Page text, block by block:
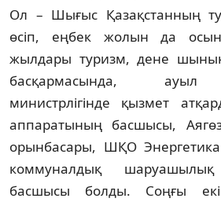
Ол – Шығыс Қазақстанның
өсіп, еңбек жолын да
жылдары туризм, дене
басқармасында, ауыл
министрлігінде қызмет
аппаратының басшысы,
орынбасары, ШҚО
коммуналдық шаруашылық
басшысы болды. Соңғы